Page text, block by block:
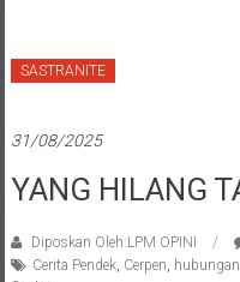
SASTRANITE
31/08/2025
YANG HILANG
Diposkan Oleh:LPM OPINI
Cerita Pendek, Cerpen,